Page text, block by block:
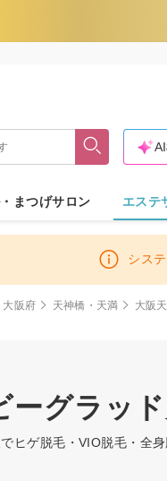
まつげサロン エステ
シス
大阪府 天神橋・天満 大阪
ーグラッ
ヒゲ脱毛・VIO脱毛・全